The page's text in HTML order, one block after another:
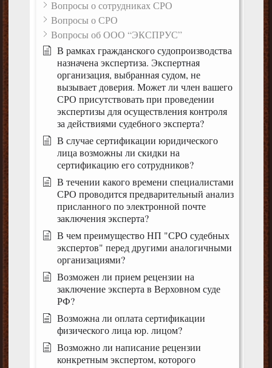
Вопросы о сотрудниках СРО
Вопросы о СРО
Вопросы об ООО “ЭКСПРУС”
В рамках гражданского судопроизводства
назначена экспертиза. Экспертная
организация, выбранная судом, не
вызывает доверия. Может ли член вашего
СРО присутствовать при проведении
экспертизы для осуществления контроля
за действиями судебного эксперта?
В случае сертификации юридического
лица возможны ли скидки на
сертификацию его сотрудников?
В течении какого времени специалистами
СРО проводится предварительный анализ
присланного по электронной почте
заключения эксперта?
В чем преимущество НП "СРО судебных
экспертов" перед другими аналогичными
организациями?
Возможен ли прием рецензии на
заключение эксперта в Верховном суде
РФ?
Возможна ли оплата сертификации
физического лица юр. лицом?
Возможно ли написание рецензии
конкретным экспертом, которого